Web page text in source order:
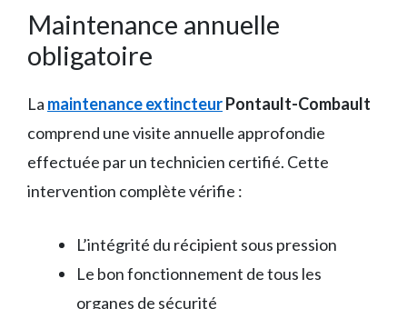
Maintenance annuelle
obligatoire
La maintenance extincteurPontault-Combault
comprend une visite annuelle approfondie
effectuée par un technicien certifié. Cette
intervention complète vérifie :
L’intégrité du récipient sous pression
Le bon fonctionnement de tous les
organes de sécurité